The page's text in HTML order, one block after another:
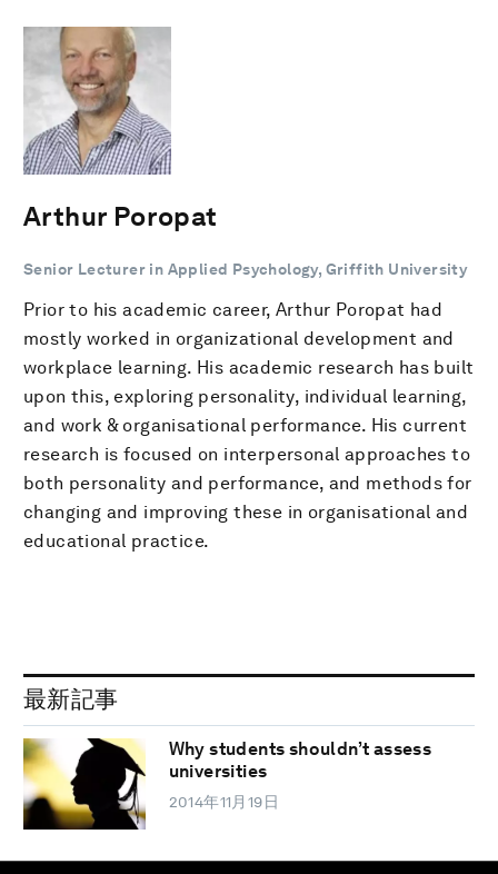
Arthur Poropat
Senior Lecturer in Applied Psychology, Griffith University
Prior to his academic career, Arthur Poropat had
mostly worked in organizational development and
workplace learning. His academic research has built
upon this, exploring personality, individual learning,
and work & organisational performance. His current
research is focused on interpersonal approaches to
both personality and performance, and methods for
changing and improving these in organisational and
educational practice.
最新記事
Why students shouldn’t assess
universities
2014年11月19日